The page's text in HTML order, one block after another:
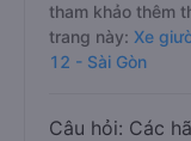
tham khảo thêm
trang này: Xe
12 - Sài Gòn
Câu hỏi: Các